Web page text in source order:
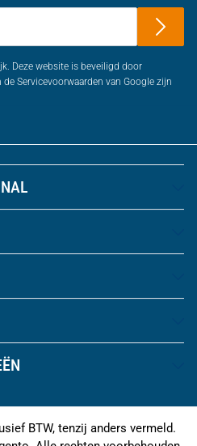
Deze website is beveiligd door
Servicevoorwaarden van Google zijn
BTW, tenzij anders vermeld.